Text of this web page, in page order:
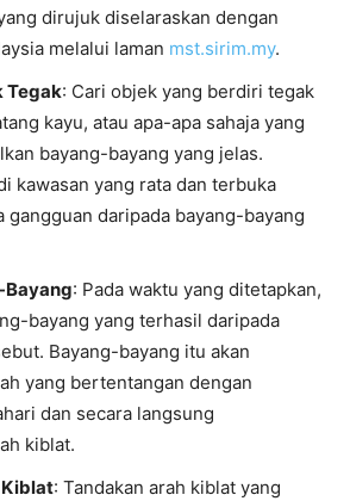
dirujuk diselaraskan dengan
melalui laman mst.sirim.my.
Tegak: Cari objek yang berdiri tegak
kayu, atau apa-apa sahaja yang
bayang-bayang yang jelas.
kawasan yang rata dan terbuka
gangguan daripada bayang-bayang
Bayang: Pada waktu yang ditetapkan,
bayang yang terhasil daripada
Bayang-bayang itu akan
yang bertentangan dengan
dan secara langsung
kiblat.
Kiblat: Tandakan arah kiblat yang